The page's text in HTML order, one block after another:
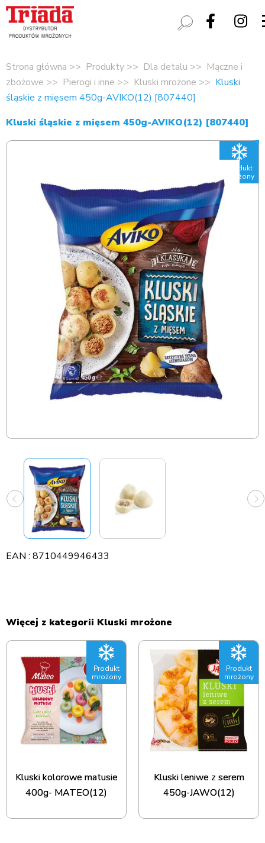
Strona główna Produkty Dla detalu
Mączne i
zbożowe
Pierogi i inne Kluski mrożone
Kluski
śląskie z mięsem 450g-AVIKO(12) [807440]
Kluski śląskie z mięsem 450g-AVIKO(12) [807440]
Produkt
mrożony
EAN : 8710449946433
Więcej z kategorii Kluski mrożone
Produkt
mrożony
Kluski kolorowe matusie
400g- MATEO(12)
Produkt
mrożony
Kluski leniwe z serem
450g-JAWO(12)